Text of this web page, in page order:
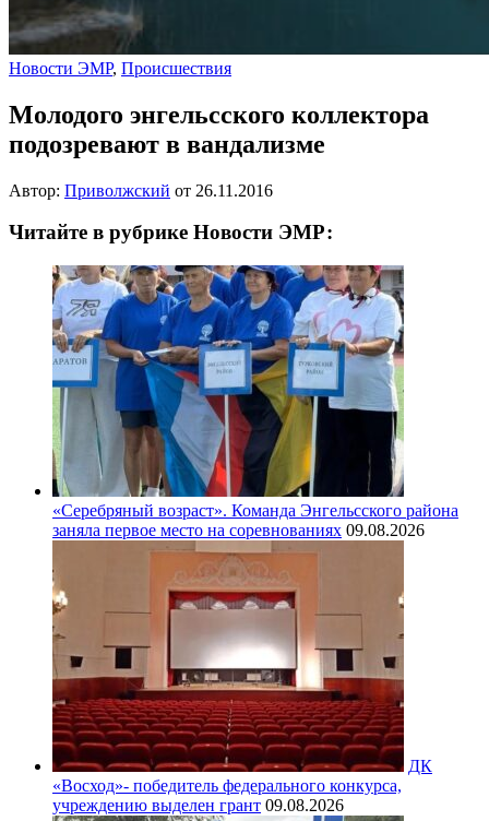
Новости ЭМР, Происшествия
Молодого энгельсского коллектора
подозревают в вандализме
Автор: Приволжский от 26.11.2016
Читайте в рубрике Новости ЭМР:
«Серебряный возраст». Команда Энгельсского района
заняла первое место на соревнованиях 09.08.2026
ДК
«Восход»- победитель федерального конкурса,
учреждению выделен грант 09.08.2026